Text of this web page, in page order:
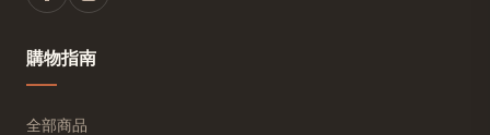
購物指南
全部商品